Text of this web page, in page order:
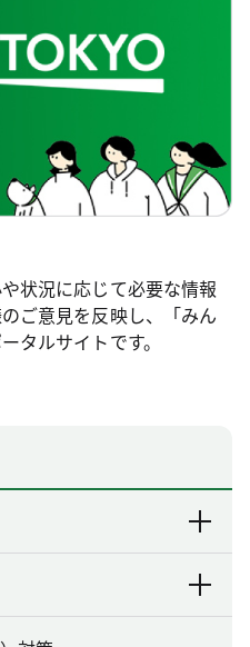
状況に応じて必要な情報
ご意見を反映し、「みん
タルサイトです。